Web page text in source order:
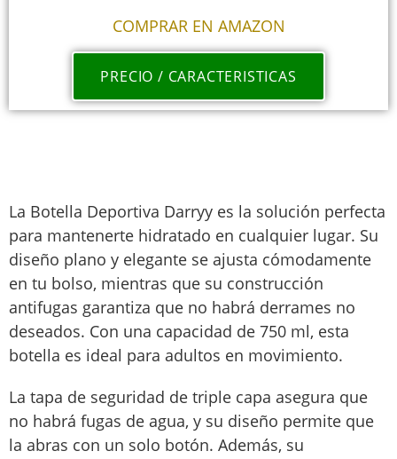
COMPRAR EN AMAZON
PRECIO / CARACTERISTICAS
La Botella Deportiva Darryy es la solución perfecta
para mantenerte hidratado en cualquier lugar. Su
diseño plano y elegante se ajusta cómodamente
en tu bolso, mientras que su construcción
antifugas garantiza que no habrá derrames no
deseados. Con una capacidad de 750 ml, esta
botella es ideal para adultos en movimiento.
La tapa de seguridad de triple capa asegura que
no habrá fugas de agua, y su diseño permite que
la abras con un solo botón. Además, su